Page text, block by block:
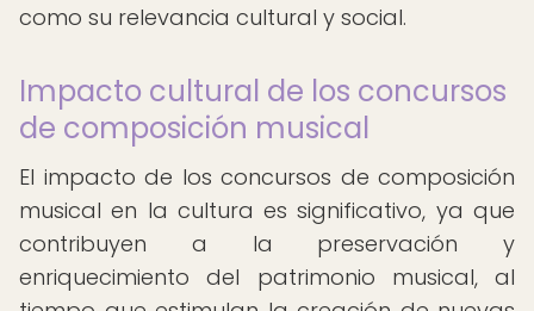
como su relevancia cultural y social.
Impacto cultural de los concursos
de composición musical
El impacto de los concursos de composición
musical en la cultura es significativo, ya que
contribuyen a la preservación y
enriquecimiento del patrimonio musical, al